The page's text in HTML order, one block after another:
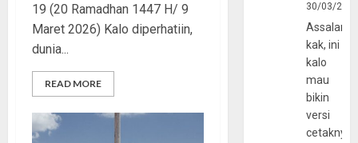
19 (20 Ramadhan 1447 H/ 9
Maret 2026) Kalo diperhatiin,
dunia...
READ MORE
30/03/
kak, ini
kalo
mau
bikin
versi
cetaknya